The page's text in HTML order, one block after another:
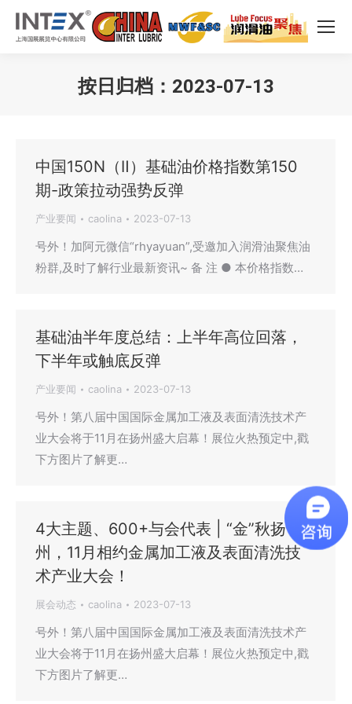
按日归档： 2023-07-13
中国150N（Ⅱ）基础油价格指数第150
期-政策拉动强势反弹
产业要闻 caolina 2023-07-13
号外！加阿元微信“rhyayuan”,受邀加入润滑油聚焦油
粉群,及时了解行业最新资讯~ 备 注 ● 本价格指数…
基础油半年度总结：上半年高位回落，
下半年或触底反弹
产业要闻 caolina 2023-07-13
号外！第八届中国国际金属加工液及表面清洗技术产
业大会将于11月在扬州盛大启幕！展位火热预定中,戳
下方图片了解更…
4大主题、600+与会代表 | “金”秋扬
州，11月相约金属加工液及表面清洗技
术产业大会！
展会动态 caolina 2023-07-13
号外！第八届中国国际金属加工液及表面清洗技术产
业大会将于11月在扬州盛大启幕！展位火热预定中,戳
下方图片了解更…